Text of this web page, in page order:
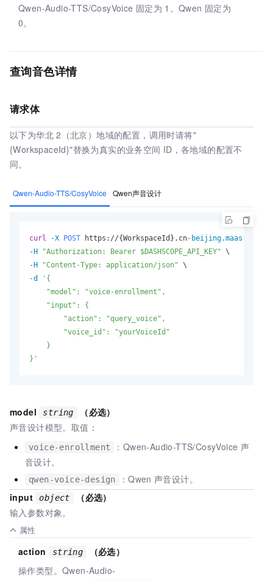
Qwen-Audio-TTS/CosyVoice 固定为 1。Qwen 固定为
0。
查询音色详情
请求体
以下为华北 2（北京）地域的配置，调用时请将"
{WorkspaceId}"替换为真实的业务空间 ID，各地域的配置不
同。
Qwen-Audio-TTS/CosyVoice Qwen声音设计
curl -X POST https://{WorkspaceId}.cn-
-H
"Authorization: Bearer $DASHSCOPE_API_KEY"
-H
"Content-Type: application/json"
-d
'{
    "model": "voice-enrollment",
    "input": {
        "action": "query_voice",
        "voice_id": "yourVoiceId"
    }
}'
model string
（必选）
声音设计模型。取值：
voice-enrollment ：Qwen-Audio-TTS/CosyVoice 声
音设计。
qwen-voice-design ：Qwen 声音设计。
input
object
（必选）
输入参数对象。
属性
action string
（必选）
操作类型。Qwen-Audio-